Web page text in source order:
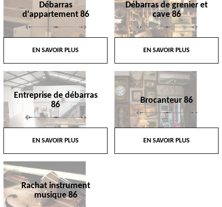
Débarras
d'appartement 86
EN SAVOIR PLUS
Débarras de grenier et
cave 86
EN SAVOIR PLUS
Entreprise de débarras
86
EN SAVOIR PLUS
Brocanteur 86
EN SAVOIR PLUS
Rachat instrument
musique 86